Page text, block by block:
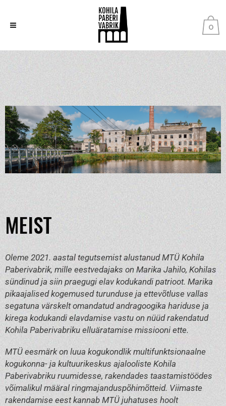
0
MEIST
Oleme 2021. aastal tegutsemist alustanud MTÜ Kohila
Paberivabrik, mille eestvedajaks on Marika Jahilo, Kohilas
sündinud ja siin praegugi elav kodukandi patrioot. Marika
pikaajalised kogemused turunduse ja ettevõtluse vallas
segatuna värskelt omandatud andragoogika hariduse ja
kirega kodukandi elavdamise vastu on nüüd rakendatud
Kohila Paberivabriku elluäratamise missiooni ette.
MTÜ eesmärk on luua kogukondlik multifunktsionaalne
kogukonna- ja kultuurikeskus ajalooliste Kohila
Paberivabriku ruumidesse, rakendades taastamistöödes
võimalikul määral ringmajanduspõhimõtteid. Viimaste
rakendamise eest kannab MTÜ juhatuses hoolt